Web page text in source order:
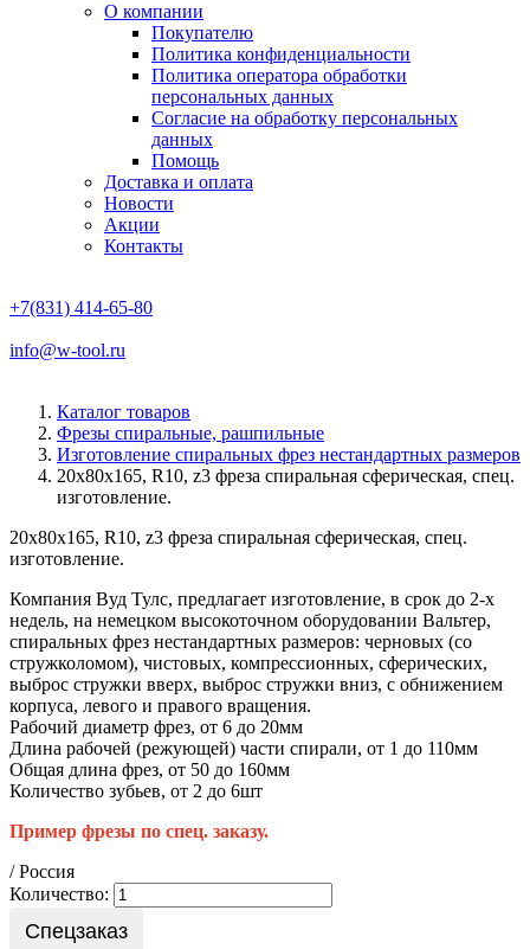
О компании
Покупателю
Политика конфиденциальности
Политика оператора обработки
персональных данных
Согласие на обработку персональных
данных
Помощь
Доставка и оплата
Новости
Акции
Контакты
+7(831) 414-65-80
info@w-tool.ru
Каталог товаров
Фрезы спиральные, рашпильные
Изготовление спиральных фрез нестандартных размеров
20х80х165, R10, z3 фреза спиральная сферическая, спец.
изготовление.
20х80х165, R10, z3 фреза спиральная сферическая, спец.
изготовление.
Компания Вуд Тулс, предлагает изготовление, в срок до 2-х
недель, на немецком высокоточном оборудовании Вальтер,
спиральных фрез нестандартных размеров: черновых (со
стружколомом), чистовых, компрессионных, сферических,
выброс стружки вверх, выброс стружки вниз, с обнижением
корпуса, левого и правого вращения.
Рабочий диаметр фрез, от 6 до 20мм
Длина рабочей (режующей) части спирали, от 1 до 110мм
Общая длина фрез, от 50 до 160мм
Количество зубьев, от 2 до 6шт
Пример фрезы по спец. заказу.
/ Россия
Количество:
Спецзаказ